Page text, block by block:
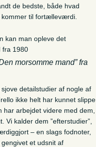
de bedste, både hvad
kommer til fortælleværdi.
morsomme mand” fra
detailstudier af nogle af
ikke helt har kunnet slippe
arbejdet videre med dem,
kalder dem ”efterstudier”,
– en slags fodnoter,
et udsnit af